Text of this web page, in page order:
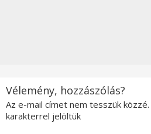
Vélemény, hozzászólás?
Az e-mail címet nem tesszük közzé.
karakterrel jelöltük